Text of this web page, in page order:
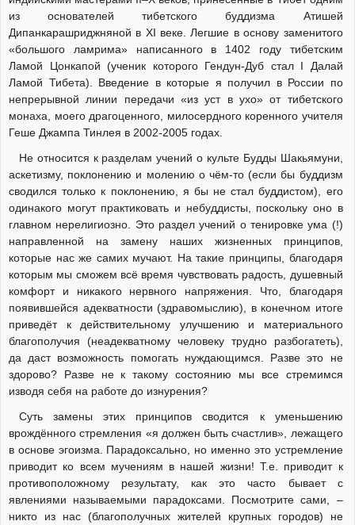
из основателей тибетского буддизма Атишей
Дипанкарашриджняной в XI веке. Легшие в основу заменитого
«большого ламрима» написанного в 1402 году тибетским
Ламой Цонкапой (ученик которого Гендун-Дуб стал I Далай
Ламой Тибета). Введение в которые я получил в России по
непрерывной линии передачи «из уст в ухо» от тибетского
монаха, моего драгоценного, милосердного коренного учителя
Геше Джампа Тинлея в 2002-2005 годах.
Не относится к разделам учений о культе Будды Шакьямуни,
аскетизму, поклонению и молению о чём-то (если бы буддизм
сводился только к поклонению, я бы не стал буддистом), его
одинакого могут практиковать и небуддисты, поскольку оно в
главном нерелигиозно. Это раздел учений о тенировке ума (!)
направленной на замену наших жизненных принципов,
которые нас же самих мучают. На такие принципы, благодаря
которым мы сможем всё время чувствовать радость, душевный
комфорт и никакого нервного напряжения. Что, благодаря
появившейся адекватности (здравомыслию), в конечном итоге
приведёт к действительному улучшению и материального
благополучия (неадекватному человеку трудно разбогатеть),
да даст возможность помогать нуждающимся. Разве это не
здорово? Разве не к такому состоянию мы все стремимся
изводя себя на работе до изнурения?
Суть замены этих принципов сводится к уменьшению
врождённого стремления «я должен быть счастлив», лежащего
в основе эгоизма. Парадоксально, но именно это устремление
приводит ко всем мучениям в нашей жизни! Т.е. приводит к
противоположному результату, как это часто бывает с
явлениями называемыми парадоксами. Посмотрите сами, –
никто из нас (благополучных жителей крупных городов) не